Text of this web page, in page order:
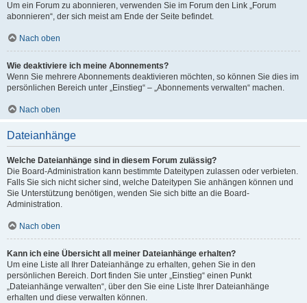
Um ein Forum zu abonnieren, verwenden Sie im Forum den Link „Forum
abonnieren“, der sich meist am Ende der Seite befindet.
Nach oben
Wie deaktiviere ich meine Abonnements?
Wenn Sie mehrere Abonnements deaktivieren möchten, so können Sie dies im
persönlichen Bereich unter „Einstieg“ – „Abonnements verwalten“ machen.
Nach oben
Dateianhänge
Welche Dateianhänge sind in diesem Forum zulässig?
Die Board-Administration kann bestimmte Dateitypen zulassen oder verbieten.
Falls Sie sich nicht sicher sind, welche Dateitypen Sie anhängen können und
Sie Unterstützung benötigen, wenden Sie sich bitte an die Board-
Administration.
Nach oben
Kann ich eine Übersicht all meiner Dateianhänge erhalten?
Um eine Liste all Ihrer Dateianhänge zu erhalten, gehen Sie in den
persönlichen Bereich. Dort finden Sie unter „Einstieg“ einen Punkt
„Dateianhänge verwalten“, über den Sie eine Liste Ihrer Dateianhänge
erhalten und diese verwalten können.